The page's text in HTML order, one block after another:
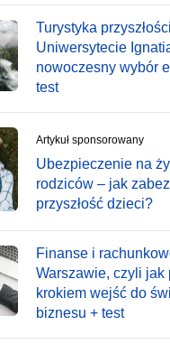
Turystyka
Uniwersytecie
nowoczesny wybór
test
Artykuł sponsorowany
Ubezpieczenie na
rodziców – jak
przyszłość dzieci?
Finanse i
Warszawie, czyli jak
krokiem wejść do
biznesu + test